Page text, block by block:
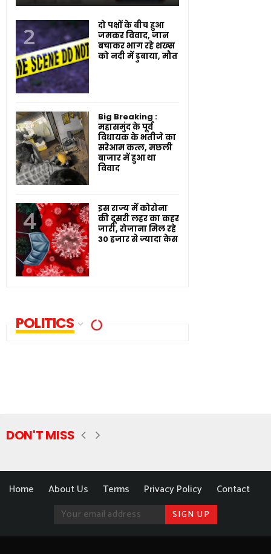
दो पक्षों के बीच हुआ
जमकर विवाद, जान
बचाकर भाग रहे शख्स
को नदी में डुबाया, मौत
Big Breaking :
महासमुंद के पूर्व
विधायक के भतीजे का
सरेआम कत्ल, मछली
बाजार में हुआ था
विवाद
इस राज्य में कोरोना
की दूसरी लहर का कहर
जारी, रोजाना मिल रहे
30 हजार से ज्यादा केस
POLITICS
DON'T MISS
Home About Us Terms Privacy Policy Contact